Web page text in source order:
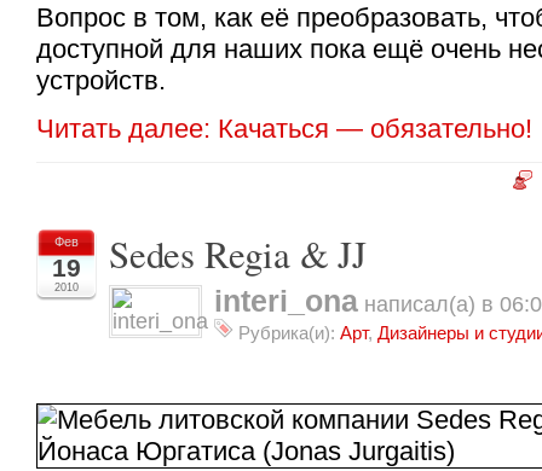
Вопрос в том, как её преобразовать,
доступной для наших пока ещё очень
устройств.
Читать далее: Качаться — обязательно!
Фев
19
2010
Sedes Regia & JJ
interi_ona написал(а) в
Рубрика(и): Арт, Дизайнеры и